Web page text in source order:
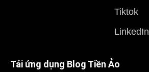
Tiktok
LinkedIn
Tải ứng dụng Blog Tiền Ảo